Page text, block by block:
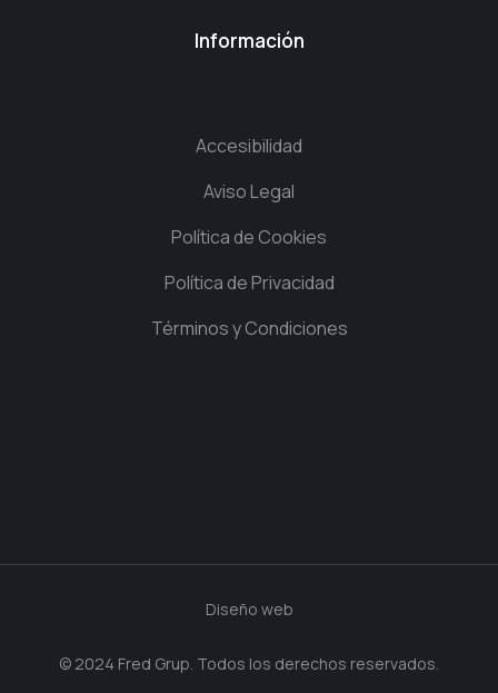
Información
Accesibilidad
Aviso Legal
Política de Cookies
Política de Privacidad
Términos y Condiciones
© 2024 Fred Grup. Todos los derechos reservados.
Diseño web